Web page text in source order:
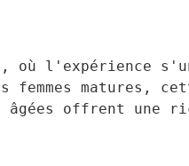
où l'expérience
femmes matures,
offrent une